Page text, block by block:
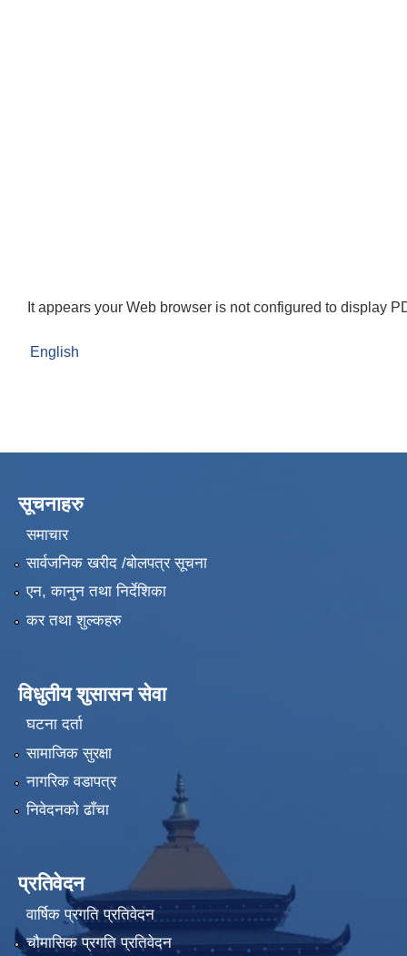
It appears your Web browser is not configured to display
English
सूचनाहरु
समाचार
सार्वजनिक खरीद /बोलपत्र सूचना
एन, कानुन तथा निर्देशिका
कर तथा शुल्कहरु
विधुतीय शुसासन सेवा
घटना दर्ता
सामाजिक सुरक्षा
नागरिक वडापत्र
निवेदनको ढाँचा
प्रतिवेदन
वार्षिक प्रगति प्रतिवेदन
चौमासिक प्रगति प्रतिवेदन